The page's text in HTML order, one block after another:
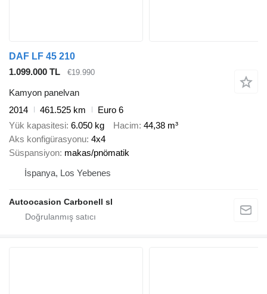
DAF LF 45 210
1.099.000 TL
€19.990
Kamyon panelvan
2014
461.525 km
Euro 6
Yük kapasitesi 6.050 kg Hacim 44,38 m³
Aks konfigürasyonu 4x4
Süspansiyon makas/pnömatik
İspanya, Los Yebenes
Autoocasion Carbonell sl